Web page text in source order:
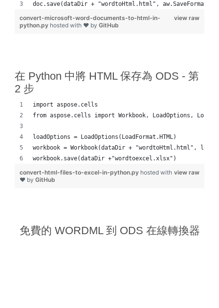
doc.save(dataDir + "wordtoHtml.html",
view raw
convert-microsoft-word-documents-to-html-in-
python.py hosted with ❤ by GitHub
在 Python 中將 HTML 保存為 ODS - 第
2 步
import aspose.cells
from aspose.cells import Workbook, LoadOptions,
loadOptions = LoadOptions(LoadFormat.HTML)
workbook = Workbook(dataDir + "wordtoHtml.html",
workbook.save(dataDir +"wordtoexcel.xlsx")
view raw
convert-html-files-to-excel-in-python.py hosted with
❤ by GitHub
免費的 WORDML 到 ODS 在線轉換器